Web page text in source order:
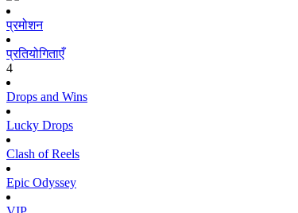
प्रमोशन
प्रतियोगिताएँ
4
Drops and Wins
Lucky Drops
Clash of Reels
Epic Odyssey